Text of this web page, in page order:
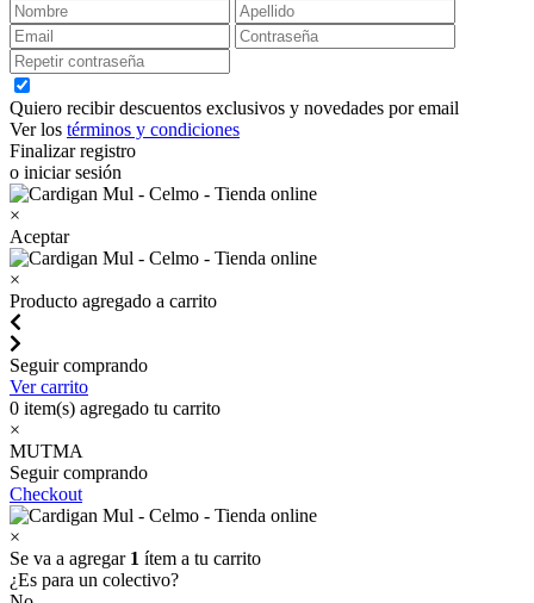
Quiero recibir descuentos exclusivos y novedades por email
Ver los términos y condiciones
Finalizar registro
o iniciar sesión
×
Aceptar
×
Producto agregado a carrito
Seguir comprando
Ver carrito
0 item(s) agregado tu carrito
×
MUTMA
Seguir comprando
Checkout
×
Se va a agregar 1 ítem a tu carrito
¿Es para un colectivo?